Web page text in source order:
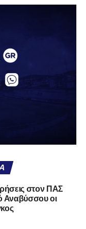
Σαν ένα σακάκι
περιστάσεις τώρα
χωρίς να ξέρεις
χαρίσεις. Η Λαμία
αυτό είναι πάντα
των άλλων
να ψάχνεις
κρατάςστον ΠΑΣ
Αναβύσσου οι